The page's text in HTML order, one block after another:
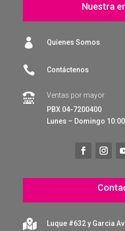
Nuestra
 Quienes Somos
 Contáctenos

Ventas por mayor
PBX 04-7200400
Lunes – Domingo

Luque #632 y Garcia